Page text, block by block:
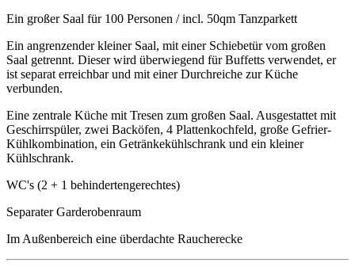
Ein großer Saal für 100 Personen / incl. 50qm Tanzparkett
Ein angrenzender kleiner Saal, mit einer Schiebetür vom großen
Saal getrennt. Dieser wird überwiegend für Buffetts verwendet, er
ist separat erreichbar und mit einer Durchreiche zur Küche
verbunden.
Eine zentrale Küche mit Tresen zum großen Saal. Ausgestattet mit
Geschirrspüler, zwei Backöfen, 4 Plattenkochfeld, große Gefrier-
Kühlkombination, ein Getränkekühlschrank und ein kleiner
Kühlschrank.
WC's (2 + 1 behindertengerechtes)
Separater Garderobenraum
Im Außenbereich eine überdachte Raucherecke